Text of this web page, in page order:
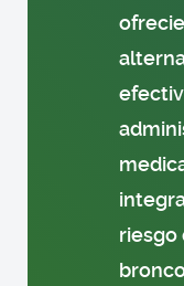
riesgo